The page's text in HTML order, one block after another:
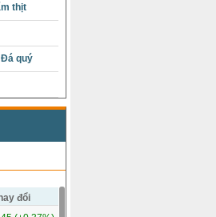
thịt
Đá quý
đổi